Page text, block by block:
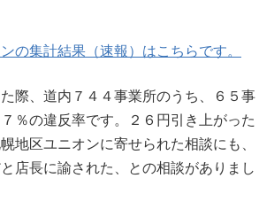
の集計結果（速報）はこちらです。
際、道内７４４事業所のうち、６５事
％の違反率です。２６円引き上がった
地区ユニオンに寄せられた相談にも、
店長に諭された、との相談がありまし